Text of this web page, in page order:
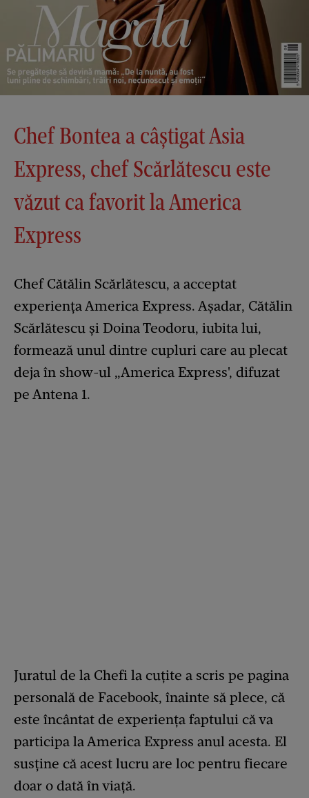
Chef Bontea a câștigat Asia
Express, chef Scărlătescu este
văzut ca favorit la America
Express
Chef Cătălin Scărlătescu, a acceptat
experiența America Express. Așadar, Cătălin
Scărlătescu și Doina Teodoru, iubita lui,
formează unul dintre cupluri care au plecat
deja în show-ul „America Express', difuzat
pe Antena 1.
Juratul de la Chefi la cuțite a scris pe pagina
personală de Facebook, înainte să plece, că
este încântat de experiența faptului că va
participa la America Express anul acesta. El
susține că acest lucru are loc pentru fiecare
doar o dată în viață.